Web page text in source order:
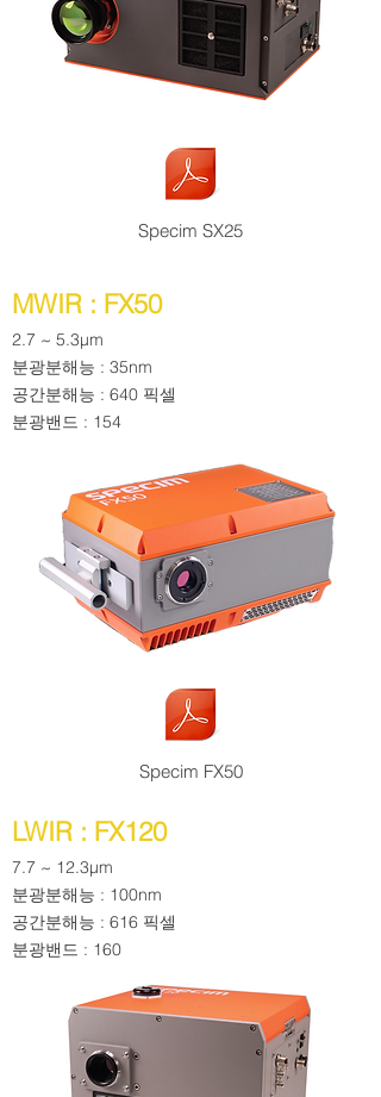
Specim SX25
MWIR : FX50
2.7 ~ 5.3µm
분광분해능 : 35nm
공간분해능 : 640 픽셀
​분광밴드 : 154
Specim FX50
LWIR : FX120
7.7 ~ 12.3µm
분광분해능 : 100nm
공간분해능 : 616 픽셀
​분광밴드 : 160